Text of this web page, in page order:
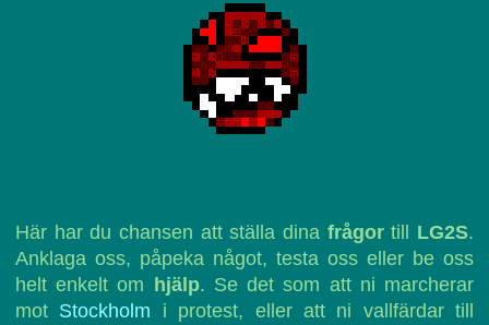
Här har du chansen att ställa dina frågortill LG2S.
Anklaga oss, påpeka något, testa oss eller be oss
helt enkelt om
hjälp. Se det som att ni marcherar
mot Stockholm i protest, eller att ni vallfärdar till